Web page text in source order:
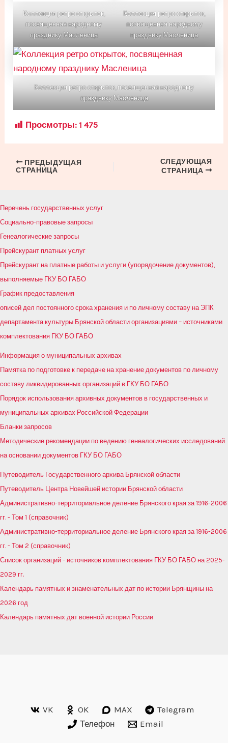
Коллекция ретро открыток,
посвященная народному
празднику Масленица
Коллекция ретро открыток,
посвященная народному
празднику Масленица
Коллекция ретро открыток, посвященная народному
празднику Масленица
Просмотры: 1 475
Навигация
ПРЕДЫДУЩАЯ
СТРАНИЦА
СЛЕДУЮЩАЯ
СТРАНИЦА
Перечень государственных услуг
Социально-правовые запросы
Генеалогические запросы
Прейскурант платных услуг
Прейскурант на платные работы и услуги (упорядочение документов),
выполняемые ГКУ БО ГАБО
График предоставления
описей дел постоянного срока хранения и по личному составу на ЭПК
департамента культуры Брянской области организациями – источниками
комплектования ГКУ БО ГАБО
Информация о муниципальных архивах
Памятка по подготовке к передаче на хранение документов по личному
составу ликвидированных организаций в ГКУ БО ГАБО
Порядок использования архивных документов в государственных и
муниципальных архивах Российской Федерации
Бланки запросов
Методические рекомендации по ведению генеалогических исследований
на основании документов ГКУ БО ГАБО
Путеводитель Государственного архива Брянской области
Путеводитель Центра Новейшей истории Брянской области
Административно-территориальное деление Брянского края за 1916-2006
гг. - Том 1 (справочник)
Административно-территориальное деление Брянского края за 1916-2006
гг. - Том 2 (справочник)
Список организаций - источников комплектования ГКУ БО ГАБО на 2025-
2029 гг.
Календарь памятных и знаменательных дат по истории Брянщины на
2026 год
Календарь памятных дат военной истории России
VK OK MAX
Telegram
Телефон
Email